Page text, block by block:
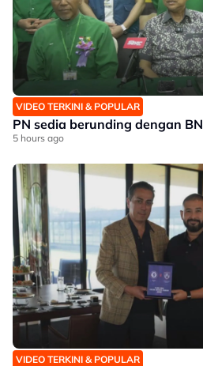
VIDEO TERKINI & POPULAR
PN sedia berunding dengan BN
5 hours ago
VIDEO TERKINI & POPULAR